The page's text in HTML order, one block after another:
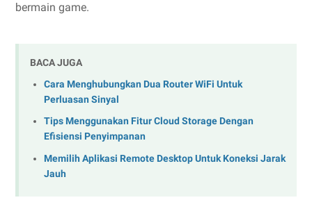
bermain game.
BACA JUGA
Cara Menghubungkan Dua Router WiFi Untuk
Perluasan Sinyal
Tips Menggunakan Fitur Cloud Storage Dengan
Efisiensi Penyimpanan
Memilih Aplikasi Remote Desktop Untuk Koneksi Jarak
Jauh